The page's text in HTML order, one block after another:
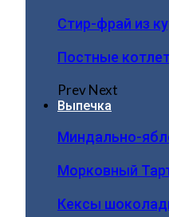
Стир-фрай из
Постные
PrevNext
Выпечка
Миндально-
Морковный
Кексы